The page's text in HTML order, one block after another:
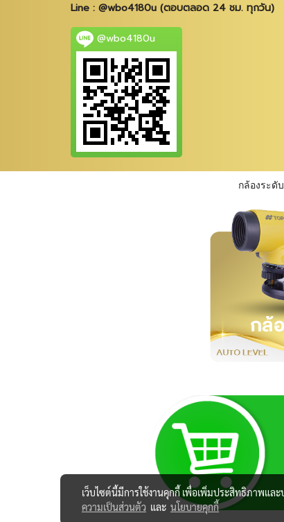
Line : @wbo4180u (ตอบตลอด 24 ชม. ทุกวัน)
@wbo4180u
กล้องระดับ
เว็บไซต์นี้มีการใช้งานคุกกี้ เพื่อเพิ่มประสิทธิภาพแล
ความเป็นส่วนตัว และ นโยบายคุกกี้